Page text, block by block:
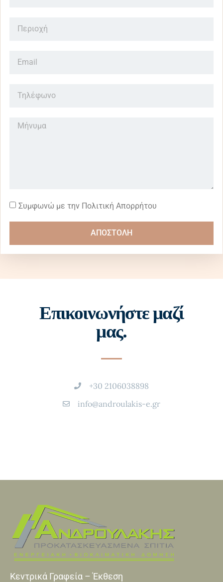
Συμφωνώ με την Πολιτική Απορρήτου
ΑΠΟΣΤΟΛΗ
Επικοινωνήστε μαζί
μας.
+30 2106038898
info@androulakis-e.gr
Κεντρικά Γραφεία – Έκθεση